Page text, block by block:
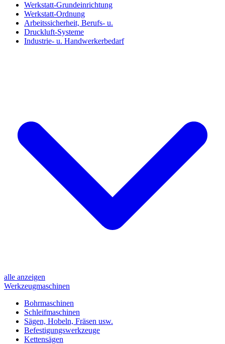
Werkstatt-Grundeinrichtung
Werkstatt-Ordnung
Arbeitssicherheit, Berufs- u.
Druckluft-Systeme
Industrie- u. Handwerkerbedarf
alle anzeigen
Werkzeugmaschinen
Bohrmaschinen
Schleifmaschinen
Sägen, Hobeln, Fräsen usw.
Befestigungswerkzeuge
Kettensägen